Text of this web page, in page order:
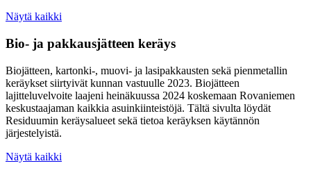
Näytä kaikki
Bio- ja pakkausjätteen keräys
Biojätteen, kartonki-, muovi- ja lasipakkausten sekä pienmetallin
keräykset siirtyivät kunnan vastuulle 2023. Biojätteen
lajitteluvelvoite laajeni heinäkuussa 2024 koskemaan Rovaniemen
keskustaajaman kaikkia asuinkiinteistöjä. Tältä sivulta löydät
Residuumin keräysalueet sekä tietoa keräyksen käytännön
järjestelyistä.
Näytä kaikki